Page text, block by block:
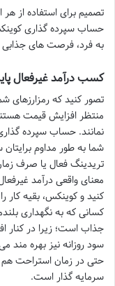
تصمیم برای استفاده از
حساب سپرده گذاری
به فرد، فرصت های جذابی
کسب درآمد غیرفعال
تصور کنید که رمزارزهای
منتظر افزایش قیمت
نمانند. حساب سپرده
شما به طور مداوم برایتان
تریدینگ فعال یا صرف
معنای واقعی درآمد
کنید و کوینکس، بقیه کار
کسانی که به نگهداری
جذاب است؛ زیرا در کنار
سود روزانه نیز بهره
حتی در زمان استراحت هم
سرمایه گذار است.